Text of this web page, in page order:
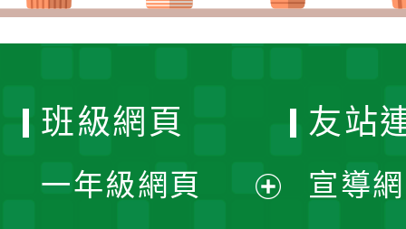
班級網頁
一年級網頁
友站
宣導